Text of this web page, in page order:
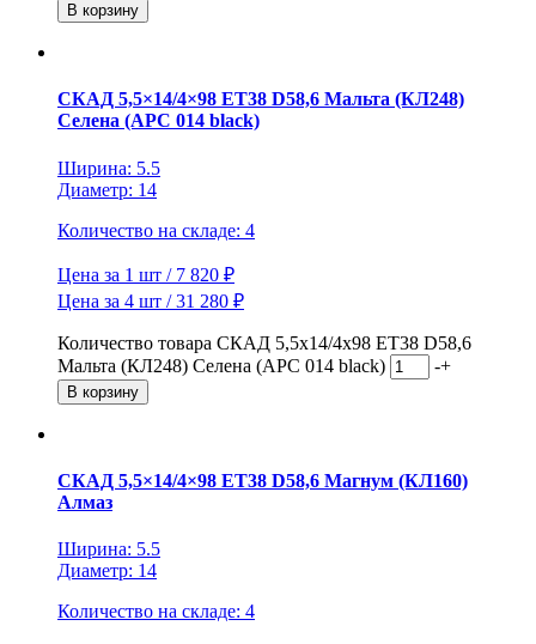
В корзину
СКАД 5,5×14/4×98 ET38 D58,6 Мальта (КЛ248)
Селена (АРС 014 black)
Ширина: 5.5
Диаметр: 14
Количество на складе: 4
Цена за 1 шт / 7 820 ₽
Цена за 4 шт / 31 280 ₽
Количество товара СКАД 5,5x14/4x98 ET38 D58,6
Мальта (КЛ248) Селена (АРС 014 black)
-+
В корзину
СКАД 5,5×14/4×98 ET38 D58,6 Магнум (КЛ160)
Алмаз
Ширина: 5.5
Диаметр: 14
Количество на складе: 4